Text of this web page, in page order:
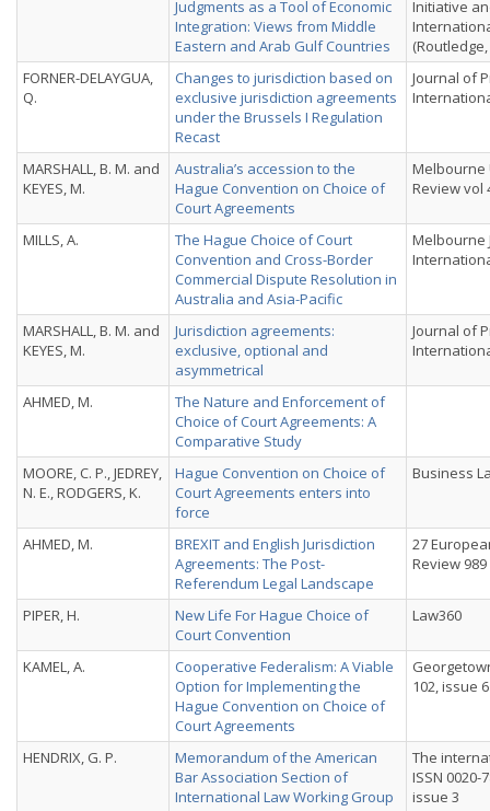
Judgments as a Tool of Economic
Integration: Views from Middle
Eastern and Arab Gulf Countries
Initiative
(Routledge,
FORNER-DELAYGUA,
Q.
Changes to jurisdiction based on
exclusive jurisdiction agreements
under the Brussels I Regulation
Recast
Journal of
MARSHALL, B. M. and
KEYES, M.
Australia’s accession to the
Hague Convention on Choice of
Court Agreements
Melbourne
Review vol
MILLS, A.
The Hague Choice of Court
Convention and Cross-Border
Commercial Dispute Resolution in
Australia and Asia-Pacific
Melbourne
MARSHALL, B. M. and
KEYES, M.
Jurisdiction agreements:
exclusive, optional and
asymmetrical
Journal of
AHMED, M.
The Nature and Enforcement of
Choice of Court Agreements: A
Comparative Study
MOORE, C. P., JEDREY,
N. E., RODGERS, K.
Hague Convention on Choice of
Court Agreements enters into
force
Business
AHMED, M.
BREXIT and English Jurisdiction
Agreements: The Post-
Referendum Legal Landscape
27
Review 989
PIPER, H.
New Life For Hague Choice of
Court Convention
Law360
KAMEL, A.
Cooperative Federalism: A Viable
Option for Implementing the
Hague Convention on Choice of
Court Agreements
102, issue 6
HENDRIX, G. P.
Memorandum of the American
Bar Association Section of
International Law Working Group
The
ISSN 0020-
issue 3